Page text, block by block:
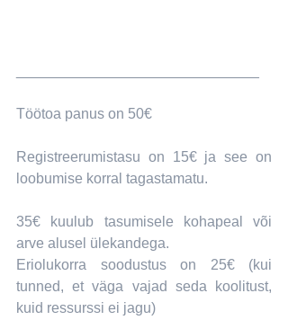
Töötoa panus on 50€
Registreerumistasu on 15€ ja see on
loobumise korral tagastamatu.
35€ kuulub tasumisele kohapeal või
arve alusel ülekandega.
Eriolukorra soodustus on 25€ (kui
tunned, et väga vajad seda koolitust,
kuid ressurssi ei jagu)